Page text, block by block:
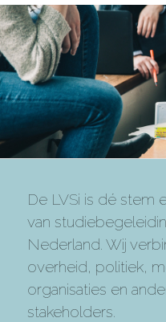
De LVSi is dé stem
van
Nederland. Wij
overheid, politiek,
organisaties en
stakeholders.